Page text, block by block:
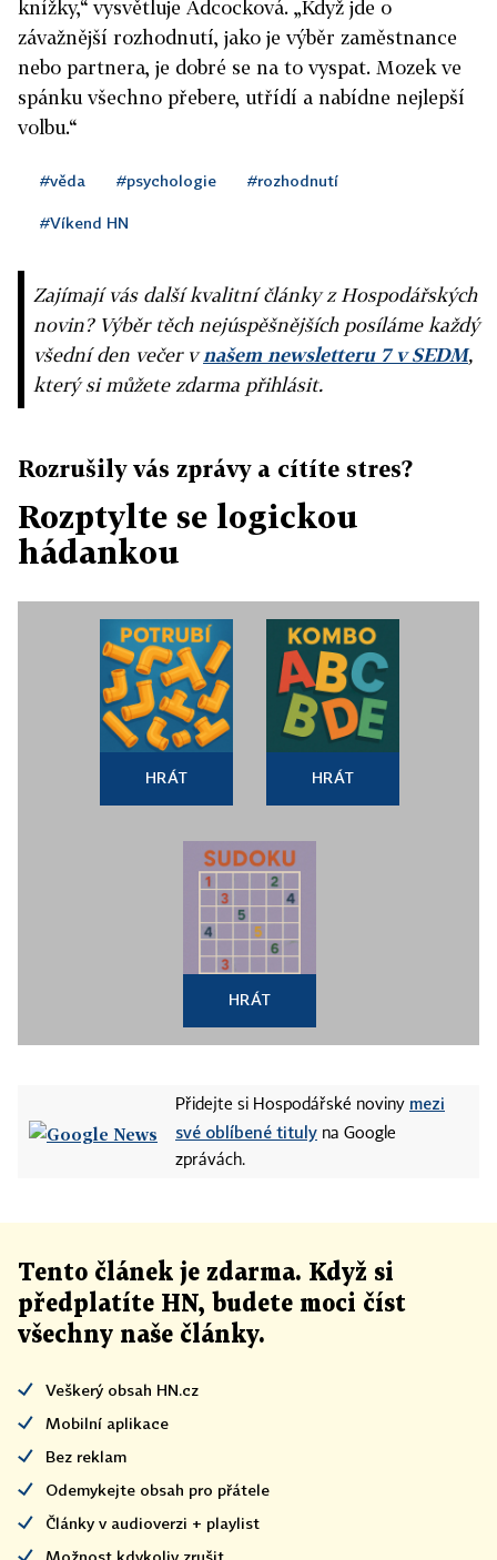
knížky,“ vysvětluje Adcocková. „Když jde o
závažnější rozhodnutí, jako je výběr zaměstnance
nebo partnera, je dobré se na to vyspat. Mozek ve
spánku všechno přebere, utřídí a nabídne nejlepší
volbu.“
#věda #psychologie #rozhodnutí
#Víkend HN
Zajímají vás další kvalitní články z Hospodářských
novin? Výběr těch nejúspěšnějších posíláme každý
všední den večer vnašem newsletteru 7 v SEDM,
který si můžete zdarma přihlásit.
Rozrušily vás zprávy a cítíte stres?
Rozptylte se logickou
hádankou
HRÁT HRÁT
HRÁT
Přidejte si Hospodářské noviny mezi
své oblíbené tituly na Google
zprávách.
Tento článek je zdarma. Když si
předplatíte HN, budete moci číst
všechny naše články.
Veškerý obsah HN.cz
Mobilní aplikace
Bez reklam
Odemykejte obsah pro přátele
Články v audioverzi + playlist
Možnost kdykoliv zrušit